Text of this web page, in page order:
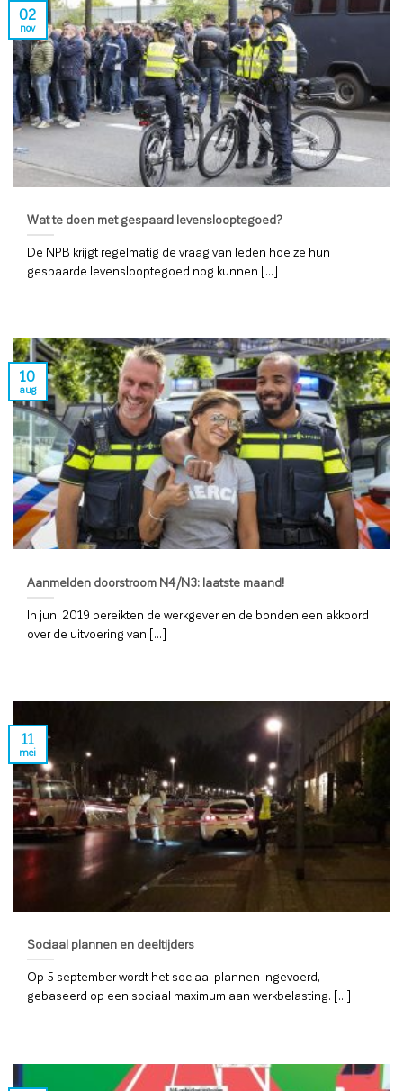
Wat te doen met gespaard levenslooptegoed?
De NPB krijgt regelmatig de vraag van leden hoe ze hun
gespaarde levenslooptegoed nog kunnen [...]
02
nov
Aanmelden doorstroom N4/N3: laatste maand!
In juni 2019 bereikten de werkgever en de bonden een akkoord
over de uitvoering van [...]
10
aug
Sociaal plannen en deeltijders
Op 5 september wordt het sociaal plannen ingevoerd,
gebaseerd op een sociaal maximum aan werkbelasting. [...]
11
mei